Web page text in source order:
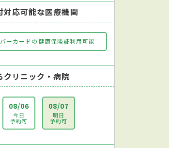
対応可能な医療機関
ーカードの健康保険証利用可能
クリニック・病院
08/06
今日
予約可
08/07
明日
予約可